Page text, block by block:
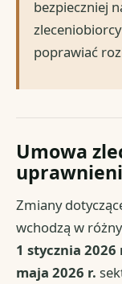
bezpieczniej
poprawiać
Umowa
Zmiany
wchodzą w
1 stycznia 2026
maja 2026 r.